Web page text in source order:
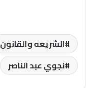
الشريعه والقانون
نجوي عبد الناصر